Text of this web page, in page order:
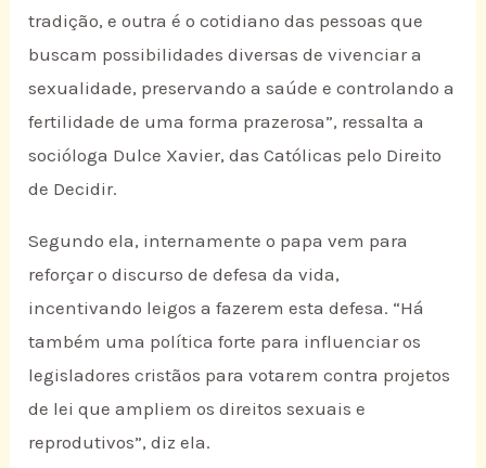
tradição, e outra é o cotidiano das pessoas que
buscam possibilidades diversas de vivenciar a
sexualidade, preservando a saúde e controlando a
fertilidade de uma forma prazerosa”, ressalta a
socióloga Dulce Xavier, das Católicas pelo Direito
de Decidir.
Segundo ela, internamente o papa vem para
reforçar o discurso de defesa da vida,
incentivando leigos a fazerem esta defesa. “Há
também uma política forte para influenciar os
legisladores cristãos para votarem contra projetos
de lei que ampliem os direitos sexuais e
reprodutivos”, diz ela.